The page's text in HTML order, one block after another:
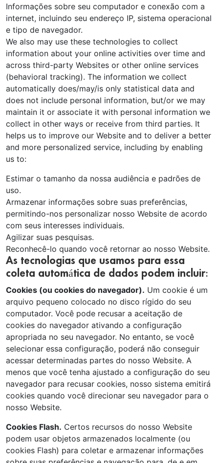
Informações sobre seu computador e conexão com a
internet, incluindo seu endereço IP, sistema operacional
e tipo de navegador.
We also may use these technologies to collect
information about your online activities over time and
across third-party Websites or other online services
(behavioral tracking). The information we collect
automatically does/may/is only statistical data and
does not include personal information, but/or we may
maintain it or associate it with personal information we
collect in other ways or receive from third parties. It
helps us to improve our Website and to deliver a better
and more personalized service, including by enabling
us to:
Estimar o tamanho da nossa audiência e padrões de
uso.
Armazenar informações sobre suas preferências,
permitindo-nos personalizar nosso Website de acordo
com seus interesses individuais.
Agilizar suas pesquisas.
Reconhecê-lo quando você retornar ao nosso Website.
As tecnologias que usamos para essa
coleta automática de dados podem incluir:
Cookies (ou cookies do navegador). Um cookie é um
arquivo pequeno colocado no disco rígido do seu
computador. Você pode recusar a aceitação de
cookies do navegador ativando a configuração
apropriada no seu navegador. No entanto, se você
selecionar essa configuração, poderá não conseguir
acessar determinadas partes do nosso Website. A
menos que você tenha ajustado a configuração do seu
navegador para recusar cookies, nosso sistema emitirá
cookies quando você direcionar seu navegador para o
nosso Website.
Cookies Flash. Certos recursos do nosso Website
podem usar objetos armazenados localmente (ou
cookies Flash) para coletar e armazenar informações